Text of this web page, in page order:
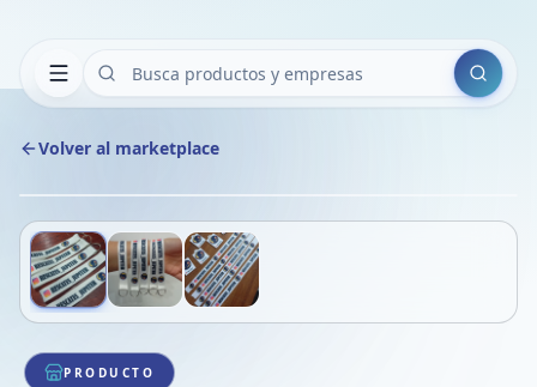
Buscar
Volver al marketplace
1/3
PRODUCTO